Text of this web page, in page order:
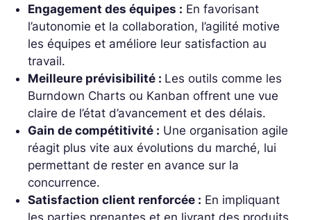
Engagement des équipes : En favorisant
l’autonomie et la collaboration, l’agilité motive
les équipes et améliore leur satisfaction au
travail.
Meilleure prévisibilité : Les outils comme les
Burndown Charts ou Kanban offrent une vue
claire de l’état d’avancement et des délais.
Gain de compétitivité : Une organisation agile
réagit plus vite aux évolutions du marché, lui
permettant de rester en avance sur la
concurrence.
Satisfaction client renforcée : En impliquant